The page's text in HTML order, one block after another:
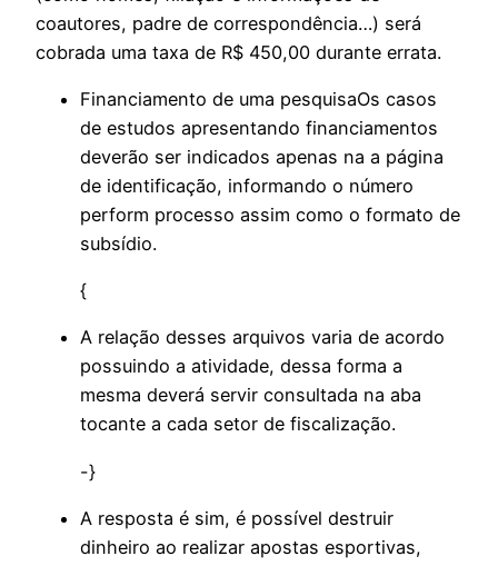
coautores, padre de correspondência…) será
cobrada uma taxa de R$ 450,00 durante errata.
Financiamento de uma pesquisaOs casos
de estudos apresentando financiamentos
deverão ser indicados apenas na a página
de identificação, informando o número
perform processo assim como o formato de
subsídio.
{
A relação desses arquivos varia de acordo
possuindo a atividade, dessa forma a
mesma deverá servir consultada na aba
tocante a cada setor de fiscalização.
-}
A resposta é sim, é possível destruir
dinheiro ao realizar apostas esportivas,